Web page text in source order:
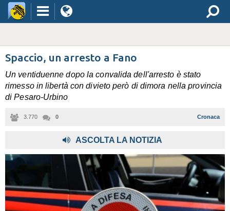
Spaccio, un arresto a Fano
Un ventiduenne dopo la convalida dell'arresto è stato
rimesso in libertà con divieto però di dimora nella provincia
di Pesaro-Urbino
3.770 0 Cronaca
ASCOLTA LA NOTIZIA